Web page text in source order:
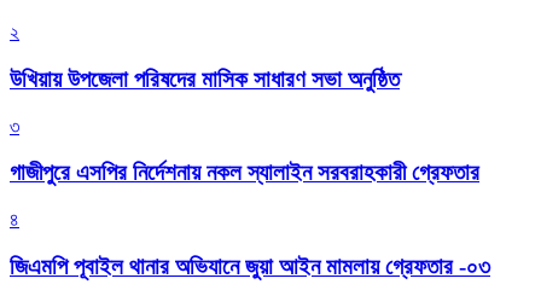
২
উখিয়ায় উপজেলা পরিষদের মাসিক সাধারণ সভা অনুষ্ঠিত
৩
গাজীপুরে এসপির নির্দেশনায় নকল স্যালাইন সরবরাহকারী গ্রেফতার
৪
জিএমপি পূবাইল থানার অভিযানে জুয়া আইন মামলায় গ্রেফতার -০৩